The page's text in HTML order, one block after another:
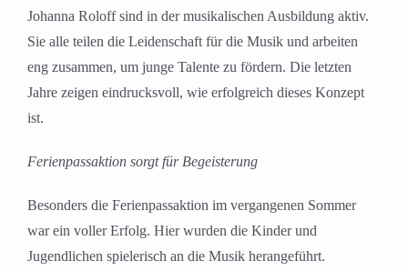
Johanna Roloff sind in der musikalischen Ausbildung aktiv.
Sie alle teilen die Leidenschaft für die Musik und arbeiten
eng zusammen, um junge Talente zu fördern. Die letzten
Jahre zeigen eindrucksvoll, wie erfolgreich dieses Konzept
ist.
Ferienpassaktion sorgt für Begeisterung
Besonders die Ferienpassaktion im vergangenen Sommer
war ein voller Erfolg. Hier wurden die Kinder und
Jugendlichen spielerisch an die Musik herangeführt.